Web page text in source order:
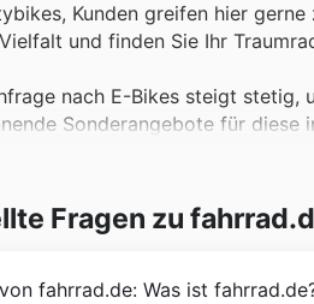
Kunden greifen hier
und finden Sie Ihr
nach E-Bikes steigt stetig,
Sonderangebote für
– Funktionale und stylische
Hosen und Jacken oft
Fragen zu
fahrrad.de: Was ist